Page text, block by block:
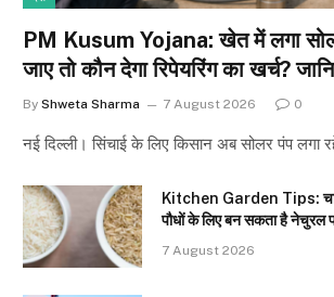
PM Kusum Yojana: खेत में लगा
जाए तो कौन देगा रिपेयरिंग का खर्च?
By Shweta Sharma 7 August 2026 0
नई दिल्ली। सिंचाई के लिए किसान अब सोलर पंप
Kitchen Garden Tips:
पौधों के लिए बन सकता है नेचुरल
7 August 2026